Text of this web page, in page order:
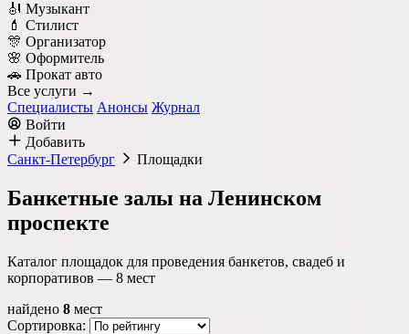
🎻 Музыкант
💄 Стилист
🎊 Организатор
🌸 Оформитель
🚗 Прокат авто
Все услуги →
Специалисты Анонсы Журнал
Войти
Добавить
Санкт-Петербург
Площадки
Банкетные залы на Ленинском
проспекте
Каталог площадок для проведения банкетов, свадеб и
корпоративов — 8 мест
найдено 8 мест
Сортировка: